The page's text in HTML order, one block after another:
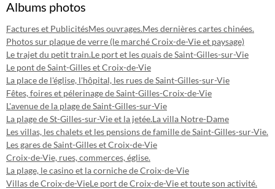
Albums photos
Factures et PublicitésMes ouvrages.Mes dernières cartes chinées.
Photos sur plaque de verre (le marché Croix-de-Vie et paysage)
Le trajet du petit train.Le port et les quais de Saint-Gilles-sur-Vie
Le pont de Saint-Gilles et Croix-de-Vie
La place de l'église, l'hôpital, les rues de Saint-Gilles-sur-Vie
Fêtes, foires et pélerinage de Saint-Gilles-Croix-de-Vie
L'avenue de la plage de Saint-Gilles-sur-Vie
La plage de St-Gilles-sur-Vie et la jetée.La villa Notre-Dame
Les villas, les chalets et les pensions de famille de Saint-Gilles-sur-Vie.
Les gares de Saint-Gilles et Croix-de-Vie
Croix-de-Vie, rues, commerces, église.
La plage, le casino et la corniche de Croix-de-Vie
Villas de Croix-de-VieLe port de Croix-de-Vie et toute son activité.